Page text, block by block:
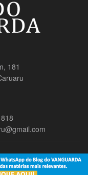
181
reservados Nômade